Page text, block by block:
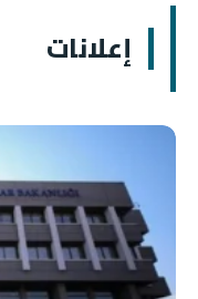
إعلانات